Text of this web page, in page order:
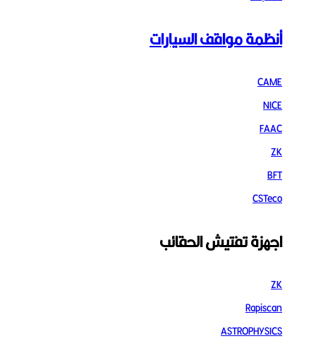
أنظمة مواقف السيارات
CAME
NICE
FAAC
ZK
BFT
CSTeco
اجهزة تفتيش الحقائب
ZK
Rapiscan
ASTROPHYSICS